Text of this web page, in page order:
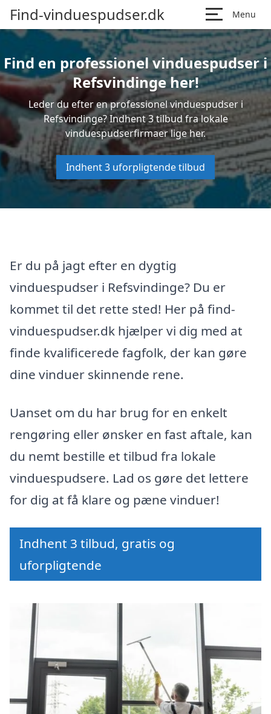
Find-vinduespudser.dk Menu
Find en professionel vinduespudser i
Refsvindinge her!
Leder du efter en professionel vinduespudser i
Refsvindinge? Indhent 3 tilbud fra lokale
vinduespudserfirmaer lige her.
Indhent 3 uforpligtende tilbud
Er du på jagt efter en dygtig
vinduespudser i Refsvindinge? Du er
kommet til det rette sted! Her på find-
vinduespudser.dk hjælper vi dig med at
finde kvalificerede fagfolk, der kan gøre
dine vinduer skinnende rene.
Uanset om du har brug for en enkelt
rengøring eller ønsker en fast aftale, kan
du nemt bestille et tilbud fra lokale
vinduespudsere. Lad os gøre det lettere
for dig at få klare og pæne vinduer!
Indhent 3 tilbud, gratis og
uforpligtende